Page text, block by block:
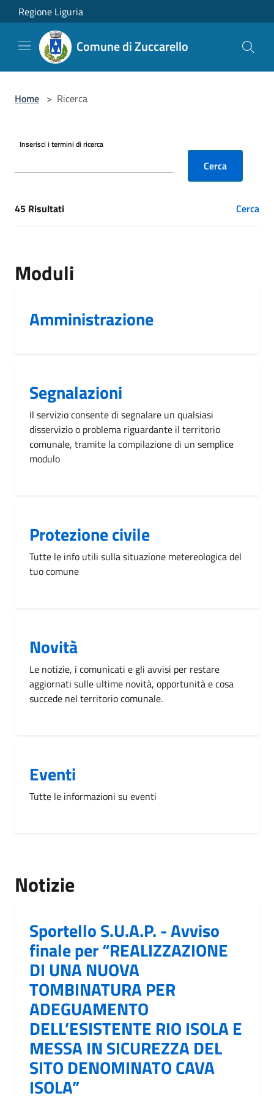
Salta al contenuto principale
Regione Liguria
Comune di Zuccarello
Home > Ricerca
Inserisci i termini di ricerca
Cerca
[results] Risultati
45 Risultati Cerca
Moduli
Amministrazione
Segnalazioni
Il servizio consente di segnalare un qualsiasi
disservizio o problema riguardante il territorio
comunale, tramite la compilazione di un semplice
modulo
Protezione civile
Tutte le info utili sulla situazione metereologica del
tuo comune
Novità
Le notizie, i comunicati e gli avvisi per restare
aggiornati sulle ultime novità, opportunità e cosa
succede nel territorio comunale.
Eventi
Tutte le informazioni su eventi
Notizie
Sportello S.U.A.P. - Avviso
finale per “REALIZZAZIONE
DI UNA NUOVA
TOMBINATURA PER
ADEGUAMENTO
DELL’ESISTENTE RIO ISOLA E
MESSA IN SICUREZZA DEL
SITO DENOMINATO CAVA
ISOLA”